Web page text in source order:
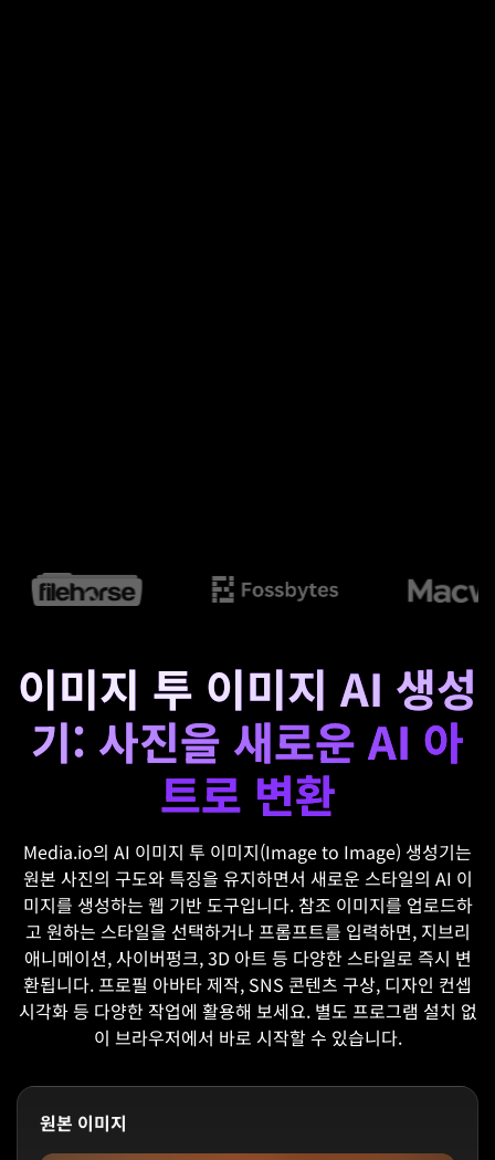
이미지 투 이미지 AI 생성
기: 사진을 새로운 AI 아
트로 변환
Media.io의 AI 이미지 투 이미지(Image to Image) 생성기는
원본 사진의 구도와 특징을 유지하면서 새로운 스타일의 AI 이
미지를 생성하는 웹 기반 도구입니다. 참조 이미지를 업로드하
고 원하는 스타일을 선택하거나 프롬프트를 입력하면, 지브리
애니메이션, 사이버펑크, 3D 아트 등 다양한 스타일로 즉시 변
환됩니다. 프로필 아바타 제작, SNS 콘텐츠 구상, 디자인 컨셉
시각화 등 다양한 작업에 활용해 보세요. 별도 프로그램 설치 없
이 브라우저에서 바로 시작할 수 있습니다.
원본 이미지